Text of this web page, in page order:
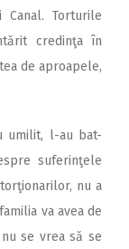
Torturile
credinţa în
de aproapele,
umilit, l-au bat-
suferinţele
nu a
va avea de
se vrea să se